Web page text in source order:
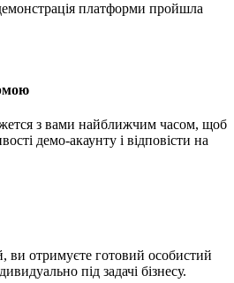
платформи пройшла
з вами найближчим часом, щоб
демо-акаунту і відповісти на
ви отримуєте готовий особистий
під задачі бізнесу.